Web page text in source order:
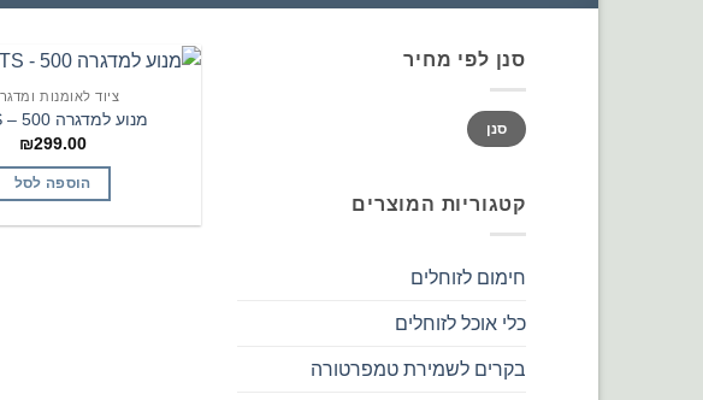
סנן לפי מחיר
מחיר
מינימלי
מחיר
מקסימלי
סנן
קטגוריות המוצרים
חימום לזוחלים
כלי אוכל לזוחלים
בקרים לשמירת טמפרטורה
ציוד לאומנות
מנוע למדגרה EL TS – 500
₪299.00
הוספה לסל